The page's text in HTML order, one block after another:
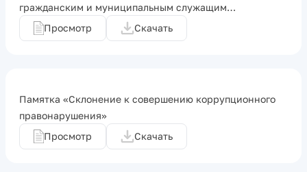
гражданским и муниципальным служащим…
Просмотр
Скачать
Памятка «Склонение к совершению коррупционного
правонарушения»
Просмотр
Скачать